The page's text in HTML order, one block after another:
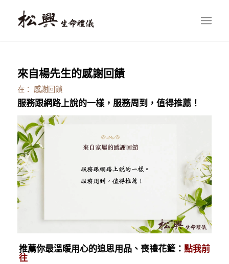
來自楊先生的感謝回饋
在： 感謝回饋
服務跟網路上說的一樣，服務周到，值得推薦！
推薦你最溫暖用心的追思用品、喪禮花籃： 點我前
往